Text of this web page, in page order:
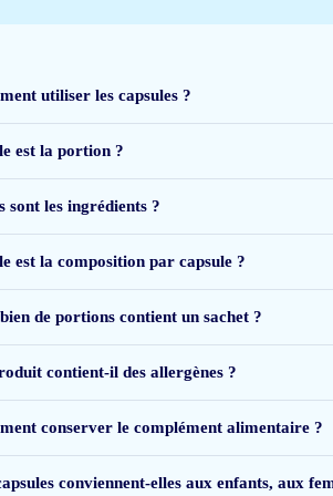
geen negatieve reacties</span>
utiliser les capsules ?
est la portion ?
sont les ingrédients ?
est la composition par capsule ?
de portions contient un sachet ?
contient-il des allergènes ?
conserver le complément alimentaire ?
conviennent-elles aux enfants, aux